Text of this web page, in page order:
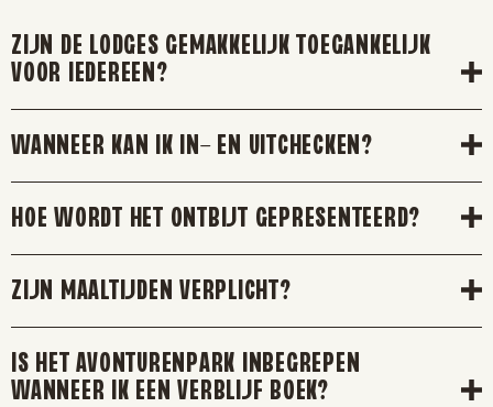
ZIJN DE LODGES GEMAKKELIJK TOEGANKELIJK
VOOR IEDEREEN?
WANNEER KAN IK IN- EN UITCHECKEN?
HOE WORDT HET ONTBIJT GEPRESENTEERD?
ZIJN MAALTIJDEN VERPLICHT?
IS HET AVONTURENPARK INBEGREPEN
WANNEER IK EEN VERBLIJF BOEK?